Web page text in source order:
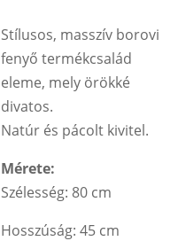
Stílusos, masszív borovi
fenyő termékcsalád
eleme, mely örökké
divatos.
Natúr és pácolt kivitel.
Mérete:
Szélesség: 80 cm
Hosszúság: 45 cm